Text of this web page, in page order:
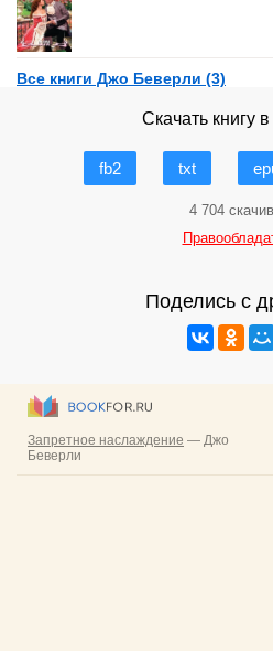
Все книги Джо Беверли (3)
Скачать книгу
fb2 txt
4 704
Поделись с